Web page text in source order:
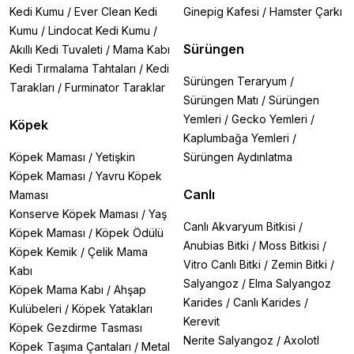
Kedi Kumu / Ever Clean Kedi
Kumu / Lindocat Kedi Kumu /
Akıllı Kedi Tuvaleti / Mama Kabı
Kedi Tırmalama Tahtaları / Kedi
Tarakları / Furminator Taraklar
Köpek
Köpek Maması / Yetişkin
Köpek Maması / Yavru Köpek
Maması
Konserve Köpek Maması / Yaş
Köpek Maması / Köpek Ödülü
Köpek Kemik / Çelik Mama
Kabı
Köpek Mama Kabı / Ahşap
Kulübeleri / Köpek Yatakları
Köpek Gezdirme Tasması
Köpek Taşıma Çantaları / Metal
Ginepig Kafesi / Hamster Çarkı
Sürüngen
Sürüngen Teraryum /
Sürüngen Matı / Sürüngen
Yemleri / Gecko Yemleri /
Kaplumbağa Yemleri /
Sürüngen Aydınlatma
Canlı
Canlı Akvaryum Bitkisi /
Anubias Bitki / Moss Bitkisi /
Vitro Canlı Bitki / Zemin Bitki /
Salyangoz / Elma Salyangoz
Karides / Canlı Karides /
Kerevit
Nerite Salyangoz / Axolotl